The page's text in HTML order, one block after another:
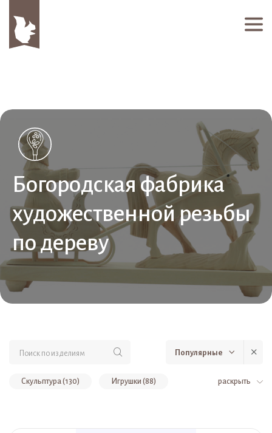
Богородская фабрика
художественной резьбы
по дереву
Популярные
раскрыть
Скульптура (130) Игрушки (88)